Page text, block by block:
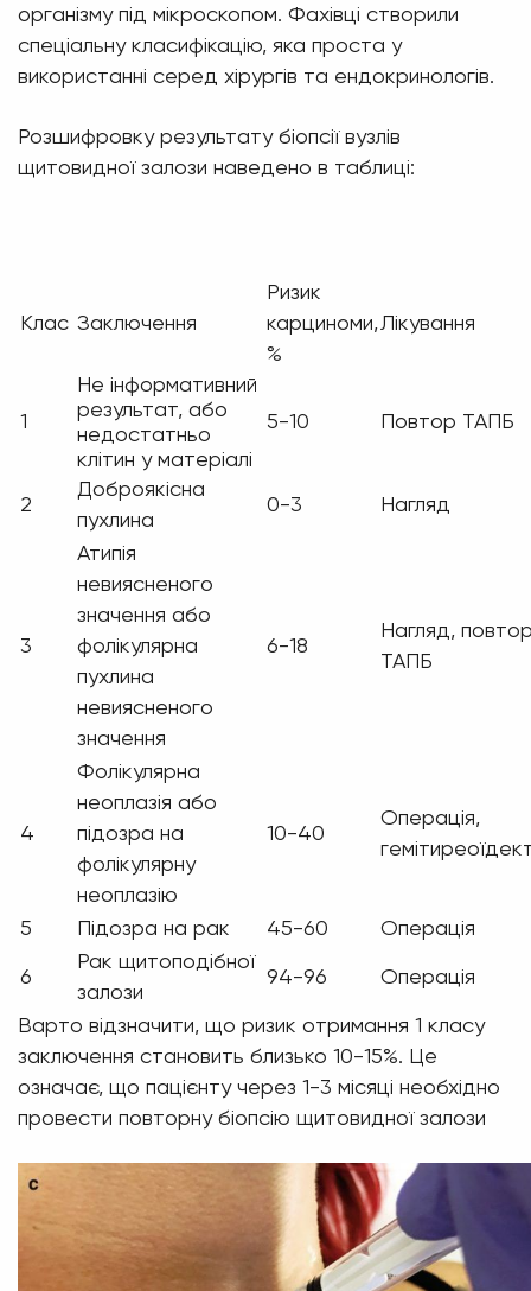
організму під мікроскопом. Фахівці створили
спеціальну класифікацію, яка проста у
використанні серед хірургів та ендокринологів.
Розшифровку результату біопсії вузлів
щитовидної залози наведено в таблиці:
Клас Заключення
Ризик
карциноми,
%
Лікування
1
Не інформативний
результат, або
недостатньо
клітин у матеріалі
5-10 Повтор ТАПБ
2
Доброякісна
пухлина
0-3 Нагляд
3
Атипія
невиясненого
значення або
фолікулярна
пухлина
невиясненого
значення
6-18
Нагляд,
ТАПБ
4
Фолікулярна
неоплазія або
підозра на
фолікулярну
неоплазію
10-40
Операція,
5 Підозра на рак 45-60
Операція
6
Рак щитоподібної
залози
94-96
Операція
Варто відзначити, що ризик отримання 1 класу
заключення становить близько 10-15%. Це
означає, що пацієнту через 1-3 місяці необхідно
провести повторну біопсію щитовидної залози